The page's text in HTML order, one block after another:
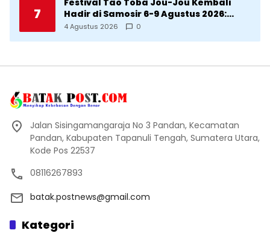
7
Festival Tao Toba Jou-Jou Kembali
Hadir di Samosir 6-9 Agustus 2026:
Datang Saksikan Kemeriahan dan Raih
4 Agustus 2026 0
Jalan Sisingamangaraja No 3 Pandan, Kecamatan
Pandan, Kabupaten Tapanuli Tengah, Sumatera Utara,
Kode Pos 22537
08116267893
batak.postnews@gmail.com
Kategori